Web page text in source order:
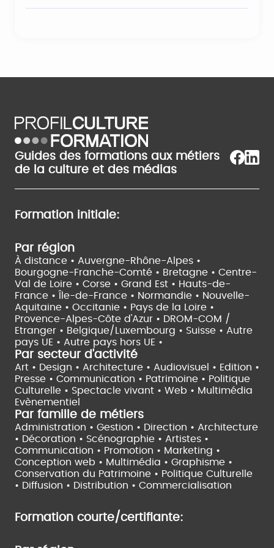
Guides des formations aux métiers
de la culture et des médias
Formation initiale:
Par région
À distance • Auvergne-Rhône-Alpes •
Bourgogne-Franche-Comté • Bretagne • Centre-
Val de Loire • Corse • Grand Est • Hauts-de-
France •
Île-de-France • Normandie • Nouvelle-
Aquitaine • Occitanie • Pays de la Loire •
Provence-Alpes-Côte d'Azur • DROM-COM /
Etranger • Belgique/Luxembourg • Suisse • Autre
pays UE • Autre pays hors UE •
Par secteur d'activité
Art • Design • Architecture • Audiovisuel • Edition •
Presse • Communication • Patrimoine • Politique
Culturelle • Spectacle vivant • Web • Multimédia
Evènementiel
Par famille de métiers
Administration • Gestion • Direction • Architecture
• Décoration • Scénographie • Artistes •
Communication • Promotion • Marketing •
Conception web • Multimédia • Graphisme •
Conservation du Patrimoine • Politique Culturelle
• Diffusion • Distribution • Commercialisation
Formation courte/certifiante: